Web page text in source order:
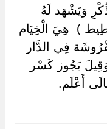
وَيَشْهَد لَهُ
) ‏ ‏هِيَ الْخِيَام
فِي الدَّار
يَجُوز كَسْر
أَعْلَم.